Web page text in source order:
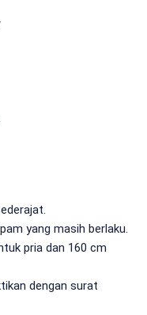
yang masih berlaku.
pria dan 160 cm
dengan surat